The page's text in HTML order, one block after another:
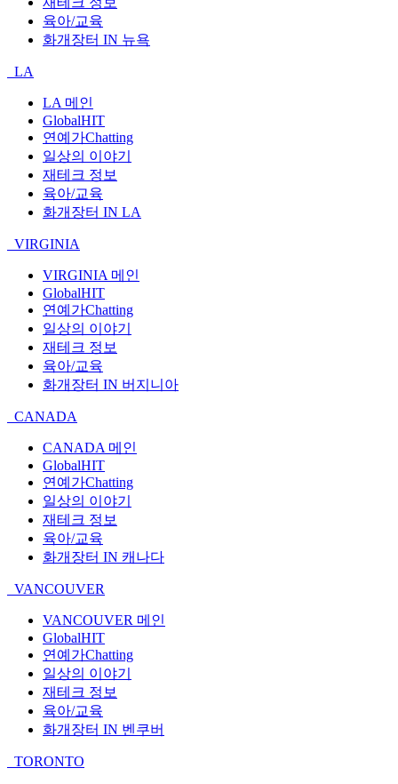
육아/교육
화개장터 IN 뉴욕
LA
LA 메인
GlobalHIT
연예가Chatting
일상의 이야기
재테크 정보
육아/교육
화개장터 IN LA
VIRGINIA
VIRGINIA 메인
GlobalHIT
연예가Chatting
일상의 이야기
재테크 정보
육아/교육
화개장터 IN 버지니아
CANADA
CANADA 메인
GlobalHIT
연예가Chatting
일상의 이야기
재테크 정보
육아/교육
화개장터 IN 캐나다
VANCOUVER
VANCOUVER 메인
GlobalHIT
연예가Chatting
일상의 이야기
재테크 정보
육아/교육
화개장터 IN 벤쿠버
TORONTO